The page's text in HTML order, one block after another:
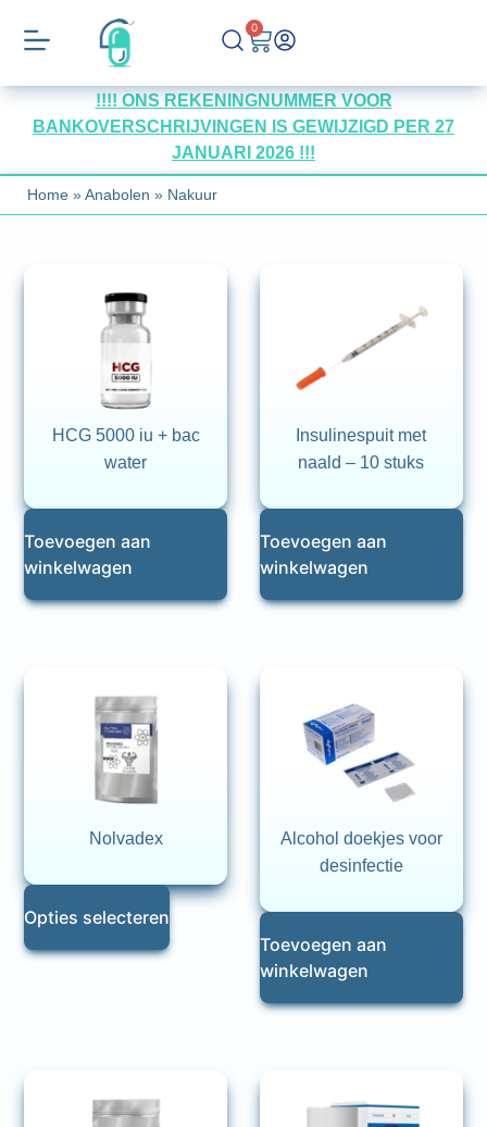
0
!!!! ONS REKENINGNUMMER VOOR
BANKOVERSCHRIJVINGEN IS GEWIJZIGD PER 27
JANUARI 2026 !!!
Home »Anabolen » Nakuur
HCG 5000 iu + bac
water
Toevoegen aan
winkelwagen
Insulinespuit met
naald – 10 stuks
Toevoegen aan
winkelwagen
Nolvadex
Opties selecteren
Alcohol doekjes voor
desinfectie
Toevoegen aan
winkelwagen